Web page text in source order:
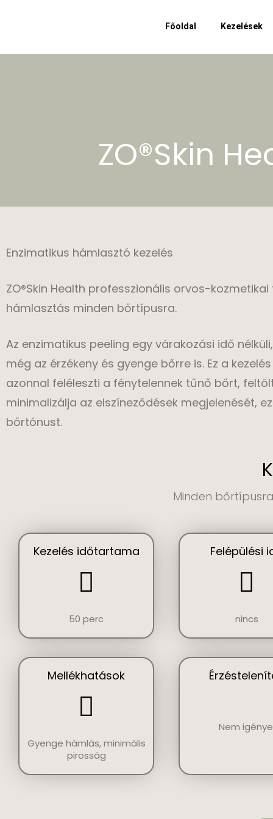
Főoldal Kezelések
ZO®Skin
Enzimatikus hámlasztó kezelés
ZO®Skin Health professzionális orvos-
hámlasztás minden bőrtípusra.
Az enzimatikus peeling egy várakozási idő
még az érzékeny és gyenge bőrre is. Ez a
azonnal feléleszti a fénytelennek tűnő bőrt,
minimalizálja az elszíneződések megjelenését,
bőrtónust.
Minden
Kezelés időtartama
50 perc
Felépülési
nincs
Mellékhatások
Gyenge hámlás, minimális
pirosság
Nem